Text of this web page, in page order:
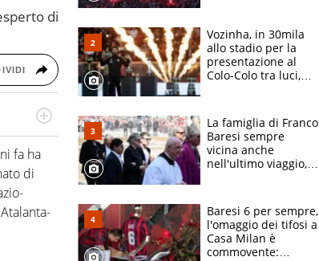
di
con
occupa
fa ha
di
Vozinha, in 30mila
allo stadio per la
presentazione al
Colo-Colo tra luci,
La famiglia di Franco
Baresi sempre
vicina anche
nell'ultimo viaggio,
circondati
dall'affetto dei tifosi
Baresi 6 per sempre,
l'omaggio dei tifosi a
Casa Milan è
commovente: